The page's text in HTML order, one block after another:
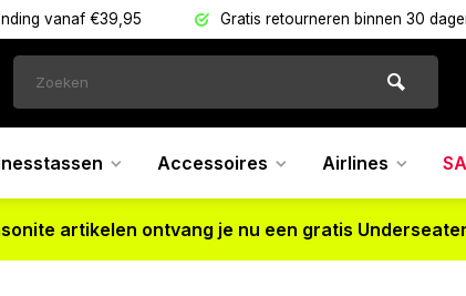
vanaf €39,95 Gratis retourneren binnen 30
Accessoires Airlines
artikelen ontvang je nu een gratis